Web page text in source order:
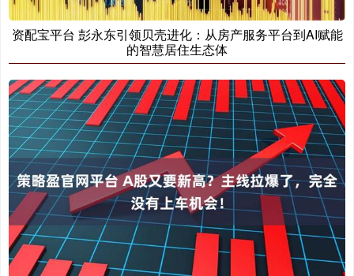
资配宝平台 彭永东引领贝壳进化：从房产服务平台到AI赋能
的智慧居住生态体